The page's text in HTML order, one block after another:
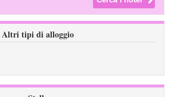
Altri tipi di alloggio